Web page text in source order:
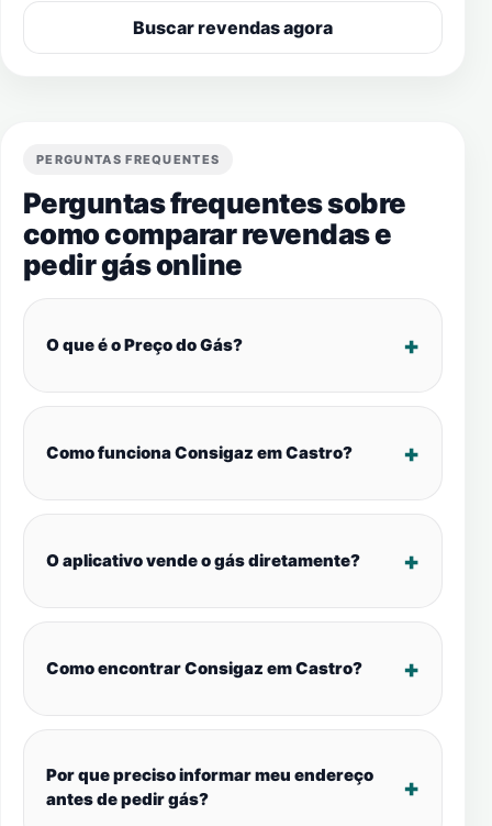
Buscar revendas agora
PERGUNTAS FREQUENTES
Perguntas frequentes sobre
como comparar revendas e
pedir gás online
O que é o Preço do Gás?
Como funciona Consigaz em Castro?
O aplicativo vende o gás diretamente?
Como encontrar Consigaz em Castro?
Por que preciso informar meu endereço
antes de pedir gás?